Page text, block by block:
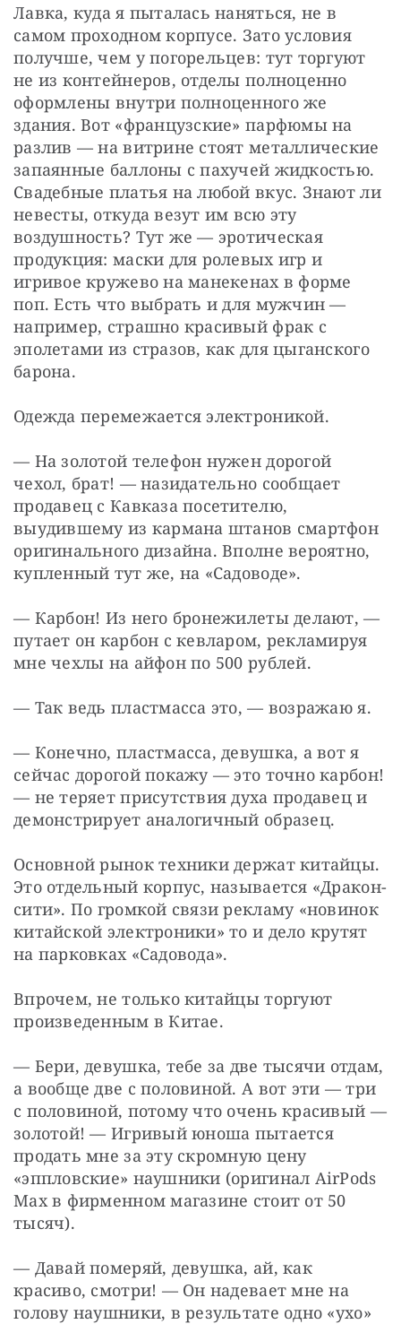
Лавка, куда я пыталась наняться, не в
самом проходном корпусе. Зато условия
получше, чем у погорельцев: тут торгуют
не из контейнеров, отделы полноценно
оформлены внутри полноценного же
здания. Вот «французские» парфюмы на
разлив — на витрине стоят металлические
запаянные баллоны с пахучей жидкостью.
Свадебные платья на любой вкус. Знают ли
невесты, откуда везут им всю эту
воздушность? Тут же — эротическая
продукция: маски для ролевых игр и
игривое кружево на манекенах в форме
поп. Есть что выбрать и для мужчин —
например, страшно красивый фрак с
эполетами из стразов, как для цыганского
барона.
Одежда перемежается электроникой.
— На золотой телефон нужен дорогой
чехол, брат! — назидательно сообщает
продавец с Кавказа посетителю,
выудившему из кармана штанов смартфон
оригинального дизайна. Вполне вероятно,
купленный тут же, на «Садоводе».
— Карбон! Из него бронежилеты делают, —
путает он карбон с кевларом, рекламируя
мне чехлы на айфон по 500 рублей.
— Так ведь пластмасса это, — возражаю я.
— Конечно, пластмасса, девушка, а вот я
сейчас дорогой покажу — это точно карбон!
— не теряет присутствия духа продавец и
демонстрирует аналогичный образец.
Основной рынок техники держат китайцы.
Это отдельный корпус, называется «Дракон-
сити». По громкой связи рекламу «новинок
китайской электроники» то и дело крутят
на парковках «Садовода».
Впрочем, не только китайцы торгуют
произведенным в Китае.
— Бери, девушка, тебе за две тысячи отдам,
а вообще две с половиной. А вот эти — три
с половиной, потому что очень красивый —
золотой! — Игривый юноша пытается
продать мне за эту скромную цену
«эппловские» наушники (оригинал AirPods
Max в фирменном магазине стоит от 50
тысяч).
— Давай померяй, девушка, ай, как
красиво, смотри! — Он надевает мне на
голову наушники, в результате одно «ухо»